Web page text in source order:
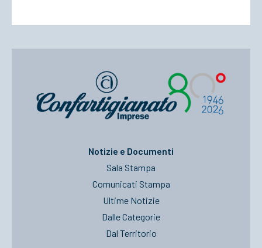
Notizie e Documenti
Sala Stampa
Comunicati Stampa
Ultime Notizie
Dalle Categorie
Dal Territorio